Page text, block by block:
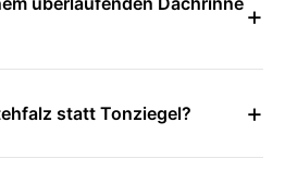
+
statt Tonziegel? +